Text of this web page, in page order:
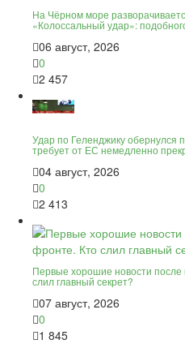
На Чёрном море
«Колоссальный удар»:
06 август, 2026
0
2 457
Удар по Геленджику обернулся
требует от ЕС немедленно
04 август, 2026
0
2 413
Первые хорошие новости
слил главный секрет?
07 август, 2026
0
1 845